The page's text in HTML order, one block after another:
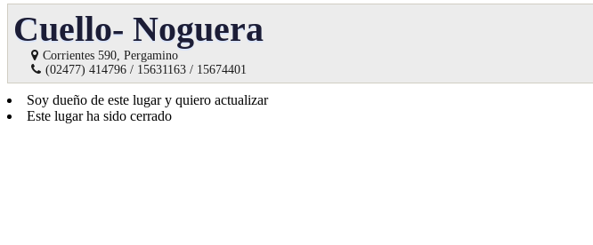
Cuello- Noguera
Corrientes 590, Pergamino
(02477) 414796 / 15631163 / 15674401
Soy dueño de este lugar y quiero actualizar
Este lugar ha sido cerrado